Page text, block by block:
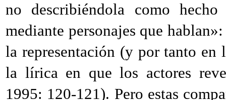
no describiéndola como
mediante personajes que
la representación (y por tanto en
la lírica en que los actores
1995: 120-121). Pero estas